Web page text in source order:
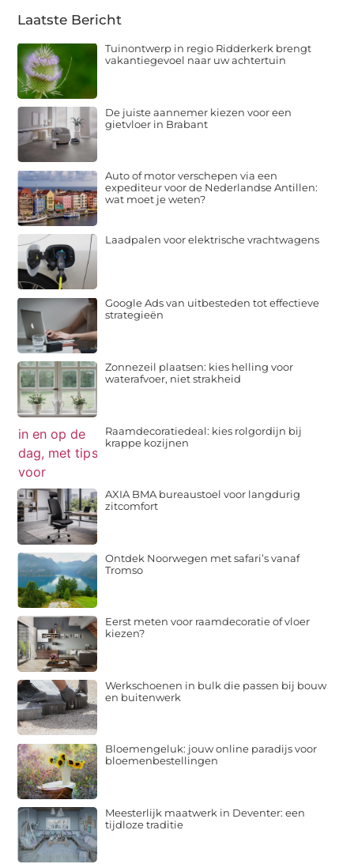
Laatste Bericht
Tuinontwerp in regio Ridderkerk brengt
vakantiegevoel naar uw achtertuin
De juiste aannemer kiezen voor een
gietvloer in Brabant
Auto of motor verschepen via een
expediteur voor de Nederlandse Antillen:
wat moet je weten?
Laadpalen voor elektrische vrachtwagens
Google Ads van uitbesteden tot effectieve
strategieën
Zonnezeil plaatsen: kies helling voor
waterafvoer, niet strakheid
Raamdecoratiedeal: kies rolgordijn bij
krappe kozijnen
AXIA BMA bureaustoel voor langdurig
zitcomfort
Ontdek Noorwegen met safari’s vanaf
Tromso
Eerst meten voor raamdecoratie of vloer
kiezen?
Werkschoenen in bulk die passen bij bouw
en buitenwerk
Bloemengeluk: jouw online paradijs voor
bloemenbestellingen
Meesterlijk maatwerk in Deventer: een
tijdloze traditie